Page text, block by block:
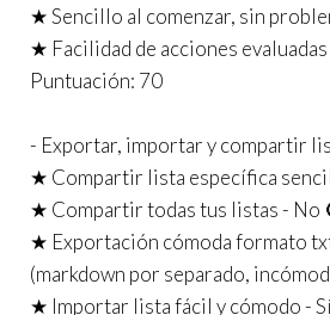
★ Sencillo al comenzar, sin
★ Facilidad de acciones evaluadas
Puntuación: 70
- Exportar, importar y compartir
★ Compartir lista específica
★ Compartir todas tus listas - No
★ Exportación cómoda formato
(markdown por separado,
★ Importar lista fácil y cómodo -